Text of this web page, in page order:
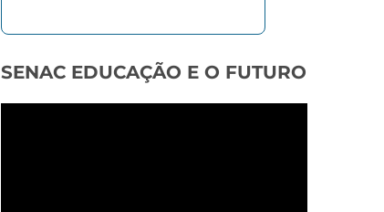
SENAC EDUCAÇÃO E O FUTURO